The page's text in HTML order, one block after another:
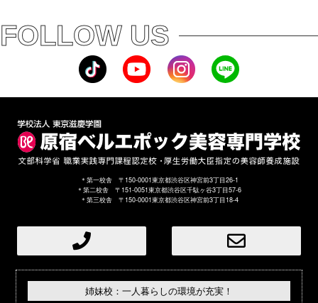
FOLLOW US
＊第一校舎 〒150-0001東京都渋谷区神宮前3丁目26-1
＊第二校舎 〒151-0051東京都渋谷区千駄ヶ谷3丁目57-6
＊第三校舎 〒150-0001東京都渋谷区神宮前3丁目18-4
姉妹校：一人暮らしの環境が充実！